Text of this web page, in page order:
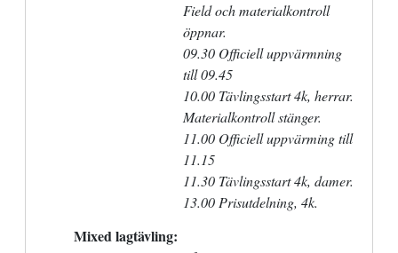
Field och materialkontroll
öppnar.
09.30 Officiell uppvärmning
till 09.45
10.00 Tävlingsstart 4k, herrar.
Materialkontroll stänger.
11.00 Officiell uppvärming till
11.15
11.30 Tävlingsstart 4k, damer.
13.00 Prisutdelning, 4k.
Mixed lagtävling: